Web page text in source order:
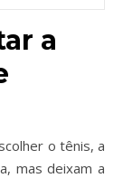
a
o tênis, a
mas deixam a